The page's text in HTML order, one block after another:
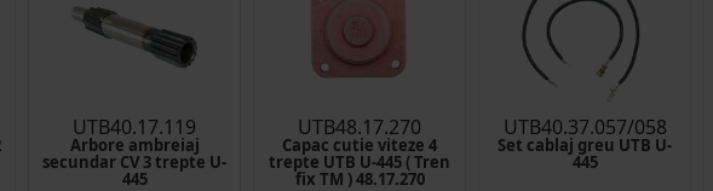
UTB40.17.119
Arbore ambreiaj
secundar CV 3 trepte U-
445
UTB48.17.270
Capac cutie viteze 4
trepte UTB U-445 ( Tren
fix TM ) 48.17.270
UTB40.37.057/058
Set cablaj greu UTB U-
445